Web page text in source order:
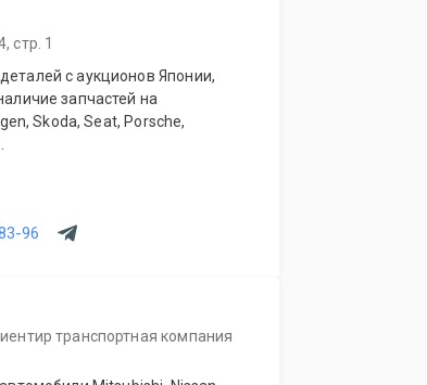
стр. 1
с аукционов Японии,
запчастей на
Skoda, Seat, Porsche,
96
транспортная компания